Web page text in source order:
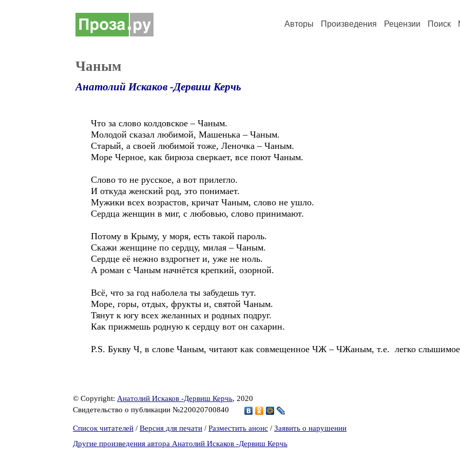
Авторы Произведения Рецензии Поиск
Чаным
Анатолий Искаков -Дервиш Керчь
Что за слово колдовское – Чаным.
Молодой сказал любимой, Машенька – Чаным.
Старый, а своей любимой тоже, Леночка – Чаным.
Море Черное, как бирюза сверкает, все поют Чаным.
Слово то не русское, а вот прилегло.
И откуда женский род, это понимает.
Мужики всех возрастов, кричат Чаным, слово не ушло.
Сердца женщин в миг, с любовью, слово принимают.
Потому в Крыму, у моря, есть такой пароль.
Скажи женщине по сердцу, милая – Чаным.
Сердце её нежно вздрогнет и, уже не ноль.
А роман с Чаным начнётся крепкий, озорной.
Всё, что за год наболела ты забудешь тут.
Море, горы, отдых, фрукты и, святой Чаным.
Тянут к югу всех желанных и родных подруг.
Как прижмешь родную к сердцу вот он сахарин.
P.S. Букву Ч, в слове Чаным, читают как совмещенное ЧЖ – ЧЖаным, т.е. легко
© Copyright: Анатолий Искаков -Дервиш Керчь, 2020
Свидетельство о публикации №220020700840
Список читателей / Версия для печати / Разместить анонс / Заявить о нарушении
Другие произведения автора Анатолий Искаков -Дервиш Керчь